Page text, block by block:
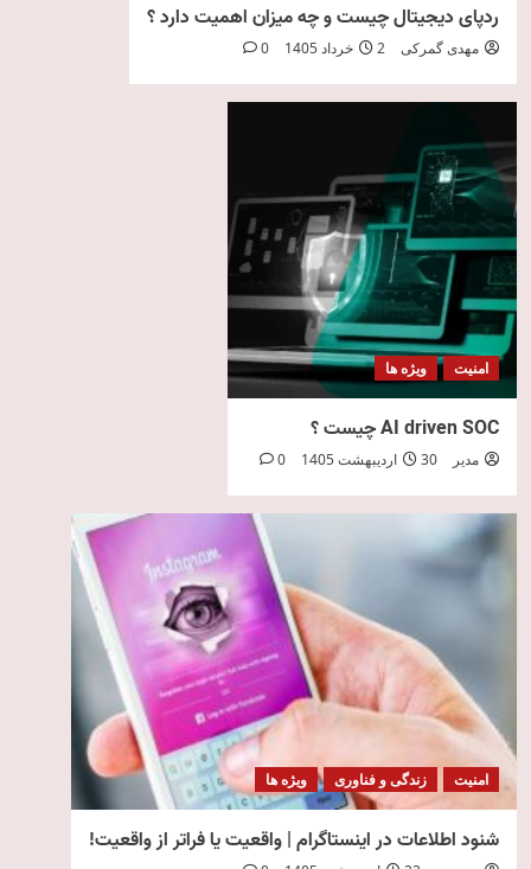
ردپای دیجیتال چیست و چه میزان اهمیت دارد ؟
مهدی گمرکی 2 خرداد 1405 0
امنیت ویژه ها
AI driven SOC چیست ؟
مدیر 30 اردیبهشت 1405 0
امنیت زندگی و فناوری ویژه ها
شنود اطلاعات در اینستاگرام | واقعیت یا فراتر از واقعیت!